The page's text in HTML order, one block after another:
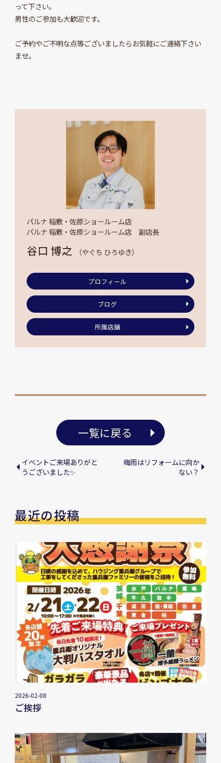
って下さい。
男性のご参加も大歓迎です。
ご予約やご不明な点等ございましたらお気軽にご連絡下さい
ませ。
パルナ 稲敷・佐原ショールーム店
パルナ 稲敷・佐原ショールーム店 副店長
谷口 博之 （やぐち ひろゆき）
プロフィール
ブログ
所属店舗
一覧に戻る
イベントご来場ありがと
うございました✨
梅雨はリフォームに向か
ない？
最近の投稿
2026-02-08
ご挨拶